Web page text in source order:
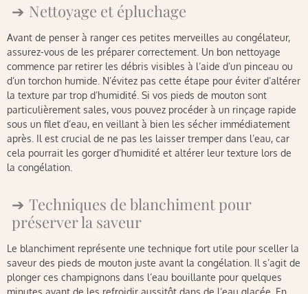
Nettoyage et épluchage
Avant de penser à ranger ces petites merveilles au congélateur,
assurez-vous de les préparer correctement. Un bon nettoyage
commence par retirer les débris visibles à l’aide d’un pinceau ou
d’un torchon humide. N’évitez pas cette étape pour éviter d’altérer
la texture par trop d’humidité. Si vos pieds de mouton sont
particulièrement sales, vous pouvez procéder à un rinçage rapide
sous un filet d’eau, en veillant à bien les sécher immédiatement
après. Il est crucial de ne pas les laisser tremper dans l’eau, car
cela pourrait les gorger d’humidité et altérer leur texture lors de
la congélation.
Techniques de blanchiment pour
préserver la saveur
Le blanchiment représente une technique fort utile pour sceller la
saveur des pieds de mouton juste avant la congélation. Il s’agit de
plonger ces champignons dans l’eau bouillante pour quelques